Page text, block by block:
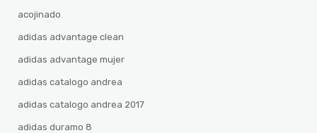
acojinado
adidas advantage clean
adidas advantage mujer
adidas catalogo andrea
adidas catalogo andrea 2017
adidas duramo 8